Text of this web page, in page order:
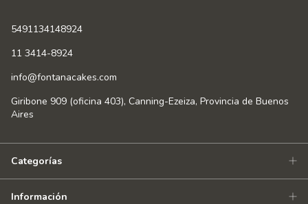
5491134148924
11 3414-8924
info@fontanacakes.com
Giribone 909 (oficina 403), Canning-Ezeiza, Provincia de Buenos
Aires
Categorías
Información